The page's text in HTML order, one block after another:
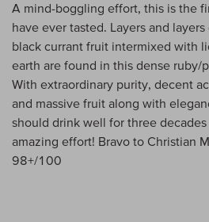
A mind-boggling effort, this is the
have ever tasted. Layers and
black currant fruit intermixed with
earth are found in this dense ruby/
With extraordinary purity, decent
and massive fruit along with
should drink well for three decades
amazing effort! Bravo to Christian
98+/100